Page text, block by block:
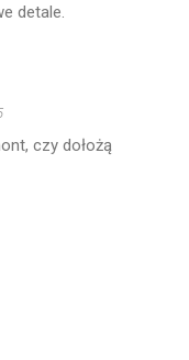
detale.
czy dołożą